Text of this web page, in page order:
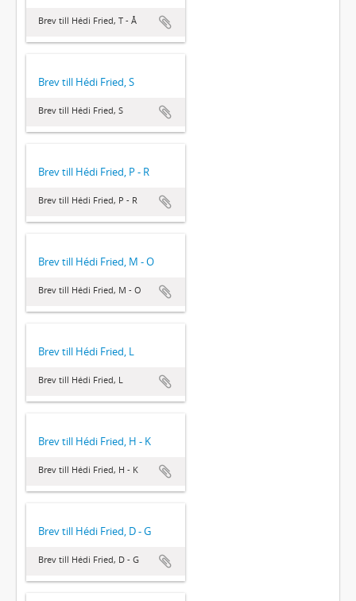
Brev till Hédi Fried, T - Å
Brev till Hédi Fried, S
Brev till Hédi Fried, S
Brev till Hédi Fried, P - R
Brev till Hédi Fried, P - R
Brev till Hédi Fried, M - O
Brev till Hédi Fried, M - O
Brev till Hédi Fried, L
Brev till Hédi Fried, L
Brev till Hédi Fried, H - K
Brev till Hédi Fried, H - K
Brev till Hédi Fried, D - G
Brev till Hédi Fried, D - G